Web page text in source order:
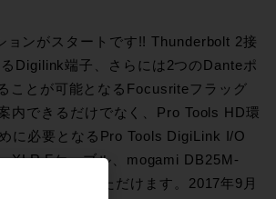
ンがスタートです!! Thunderbolt 2接
Digilink端子、さらには2つのDanteポ
ことが可能となるFocusriteフラッグ
内できるだけでなく、Pro Tools HD環
に必要となるPro Tools DigiLink I/O
XLR Fケーブル、mogami DB25M-
トを選んでいただけます。2017年9月